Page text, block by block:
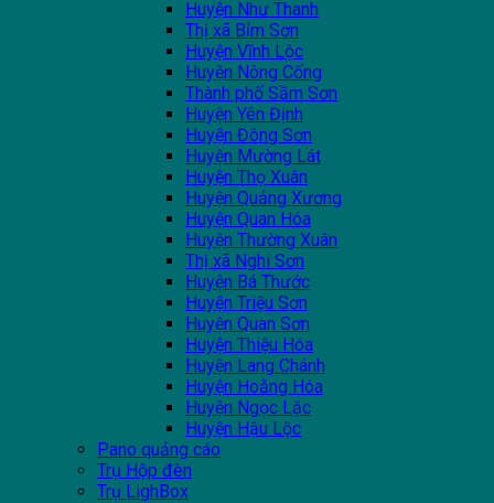
Huyện Như Thanh
Thị xã Bỉm Sơn
Huyện Vĩnh Lộc
Huyện Nông Cống
Thành phố Sầm Sơn
Huyện Yên Định
Huyện Đông Sơn
Huyện Mường Lát
Huyện Thọ Xuân
Huyện Quảng Xương
Huyện Quan Hóa
Huyện Thường Xuân
Thị xã Nghi Sơn
Huyện Bá Thước
Huyện Triệu Sơn
Huyện Quan Sơn
Huyện Thiệu Hóa
Huyện Lang Chánh
Huyện Hoằng Hóa
Huyện Ngọc Lặc
Huyện Hậu Lộc
Pano quảng cáo
Trụ Hộp đèn
Trụ LighBox